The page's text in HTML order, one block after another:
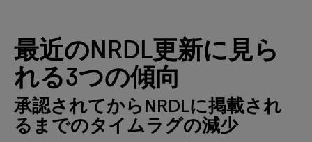
最近のNRDL更新に見ら
れる3つの傾向
承認されてからNRDLに掲載され
るまでのタイムラグの減少